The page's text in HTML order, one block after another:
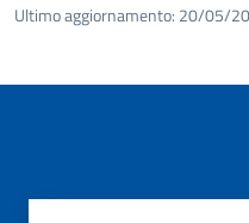
Ultimo aggiornamento: 20/05/